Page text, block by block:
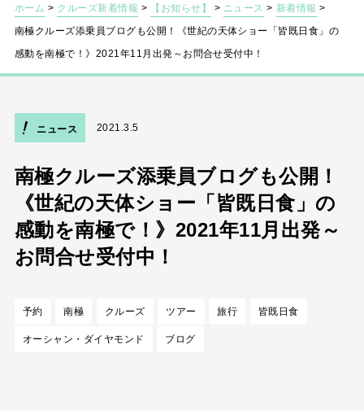
ホーム > クルーズ新着情報 > 【お知らせ】 > ニュース > 新着情報 >
南極クルーズ添乗員ブログも公開！《世紀の天体ショー「皆既日食」の
感動を南極で！》2021年11月出発～お問合せ受付中！
ニュース 2021.3.5
南極クルーズ添乗員ブログも公開！
《世紀の天体ショー「皆既日食」の
感動を南極で！》2021年11月出発～
お問合せ受付中！
予約 南極 クルーズ ツアー 旅行 皆既日食
オーシャン・ダイヤモンド ブログ